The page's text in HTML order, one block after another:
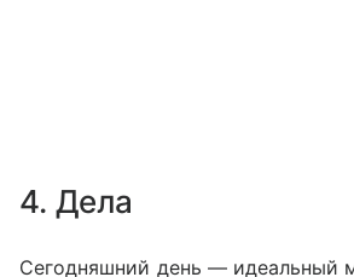
4. Дела
Сегодняшний день — идеальный